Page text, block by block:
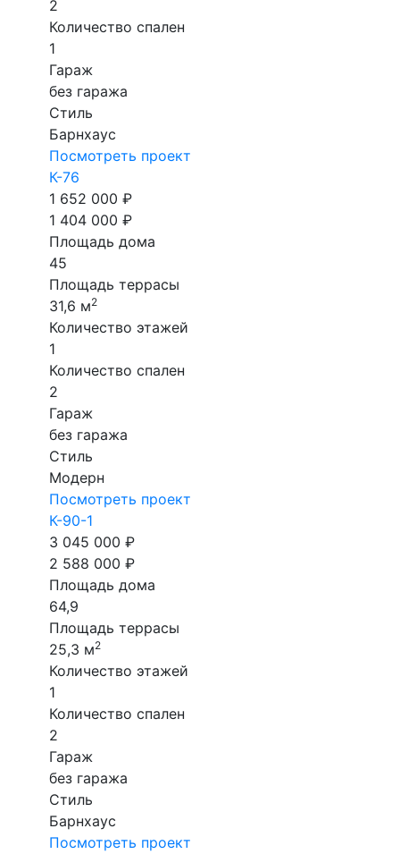
2
Количество спален
1
Гараж
без гаража
Стиль
Барнхаус
Посмотреть проект
К-76
1 652 000 ₽
1 404 000 ₽
Площадь дома
45
Площадь террасы
31,6 м2
Количество этажей
1
Количество спален
2
Гараж
без гаража
Стиль
Модерн
Посмотреть проект
К-90-1
3 045 000 ₽
2 588 000 ₽
Площадь дома
64,9
Площадь террасы
25,3 м2
Количество этажей
1
Количество спален
2
Гараж
без гаража
Стиль
Барнхаус
Посмотреть проект